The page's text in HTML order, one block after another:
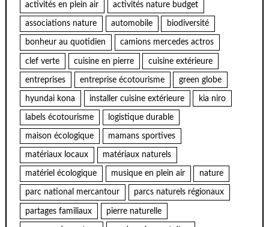
activités en plein air activités nature budget
associations nature automobile biodiversité
bonheur au quotidien camions mercedes actros
clef verte cuisine en pierre cuisine extérieure
entreprises entreprise écotourisme green globe
hyundai kona installer cuisine extérieure kia niro
labels écotourisme logistique durable
maison écologique mamans sportives
matériaux locaux matériaux naturels
matériel écologique musique en plein air nature
parc national mercantour parcs naturels régionaux
partages familiaux pierre naturelle